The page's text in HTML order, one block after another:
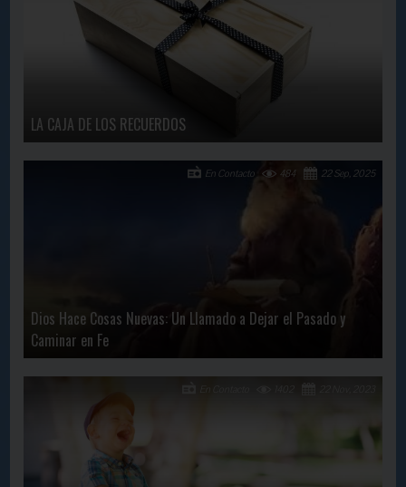
LA CAJA DE LOS RECUERDOS
Dios Hace Cosas Nuevas: Un Llamado a Dejar el Pasado y
Caminar en Fe
22 Sep, 2025
484
En Contacto
1402